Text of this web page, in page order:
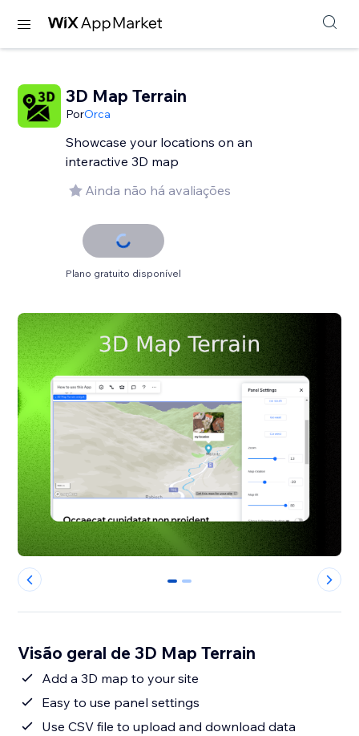
3D Map Terrain
PorOrca
Showcase your locations on an
interactive 3D map
Ainda não há avaliações
Plano gratuito disponível
0 1
Visão geral de 3D Map Terrain
Add a 3D map to your site
Easy to use panel settings
Use CSV file to upload and download data